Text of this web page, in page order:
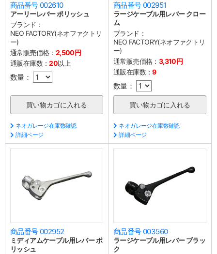
商品番号 002610
アーリーレバー ポリッシュ
ブランド：
NEO FACTORY(ネオファクトリ
ー)
通常販売価格： 2,500円
通販在庫数：20以上
数量：
ネオガレージ在庫数確認
詳細ページ
商品番号 002951
ラージケーブル用レバー クロー
ム
ブランド：
NEO FACTORY(ネオファクトリ
ー)
通常販売価格： 3,310円
通販在庫数：9
数量：
ネオガレージ在庫数確認
詳細ページ
商品番号 002952
ミディアムケーブル用レバー ポ
リッシュ
商品番号 003560
ラージケーブル用レバー ブラッ
ク